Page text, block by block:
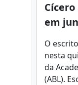
em
O
nesta
da
(ABL).